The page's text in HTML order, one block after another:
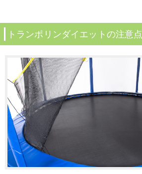
トランポリンダイエットの注意点